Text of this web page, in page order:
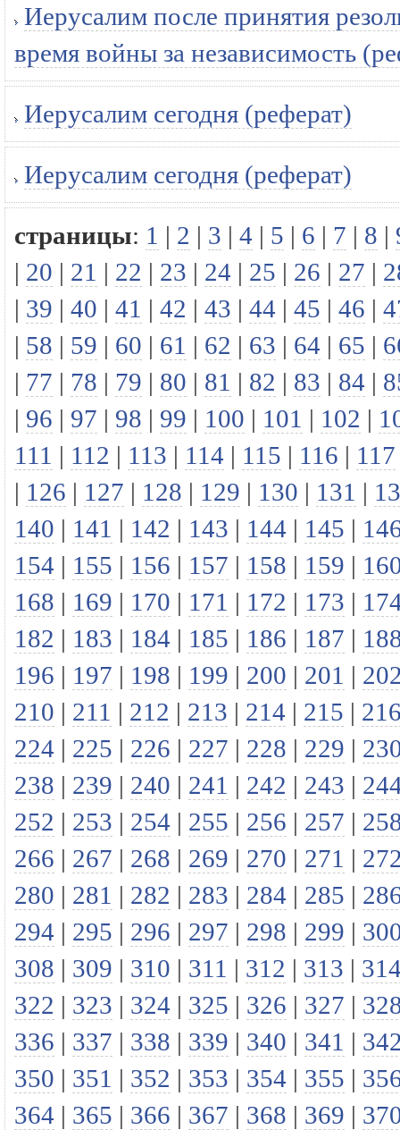
Иерусалим после принятия
время войны за независимость
Иерусалим сегодня (реферат)
Иерусалим сегодня (реферат)
страницы: 1 | 2 | 3 | 4 | 5 | 6 | 7 | 8 |
| 20 | 21 | 22 | 23 | 24 | 25 | 26 | 27 |
| 39 | 40 | 41 | 42 | 43 | 44 | 45 | 46 |
| 58 | 59 | 60 | 61 | 62 | 63 | 64 | 65 |
| 77 | 78 | 79 | 80 | 81 | 82 | 83 | 84 |
| 96 | 97 | 98 | 99 | 100 | 101 | 102 |
111 | 112 | 113 | 114 | 115 | 116 | 117
| 126 | 127 | 128 | 129 | 130 | 131 |
140 | 141 | 142 | 143 | 144 | 145 |
154 | 155 | 156 | 157 | 158 | 159 |
168 | 169 | 170 | 171 | 172 | 173 |
182 | 183 | 184 | 185 | 186 | 187 |
196 | 197 | 198 | 199 | 200 | 201 |
210 | 211 | 212 | 213 | 214 | 215 |
224 | 225 | 226 | 227 | 228 | 229 |
238 | 239 | 240 | 241 | 242 | 243 |
252 | 253 | 254 | 255 | 256 | 257 |
266 | 267 | 268 | 269 | 270 | 271 |
280 | 281 | 282 | 283 | 284 | 285 |
294 | 295 | 296 | 297 | 298 | 299 |
308 | 309 | 310 | 311 | 312 | 313 |
322 | 323 | 324 | 325 | 326 | 327 |
336 | 337 | 338 | 339 | 340 | 341 |
350 | 351 | 352 | 353 | 354 | 355 |
364 | 365 | 366 | 367 | 368 | 369 |